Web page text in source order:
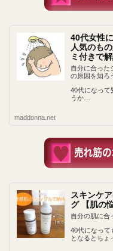
40代女性
人気のも
ミ付きで解
自分に合った
の原因を知ろ
40代になって
うか…
maddonna.net
スキンケ
グ 【肌の
自分の肌に合
40代になって
となるとちょ